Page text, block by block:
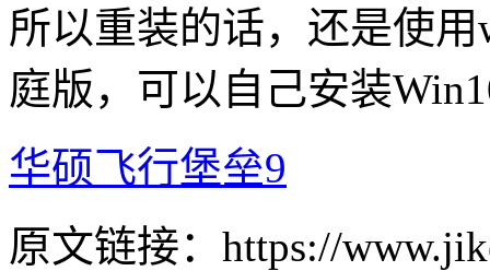
所以重装的话，还是使
庭版，可以自己安装
华硕飞行堡垒9
原文链接：https://